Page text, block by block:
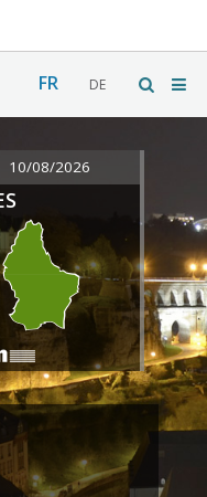
FR DE
10/08/2026